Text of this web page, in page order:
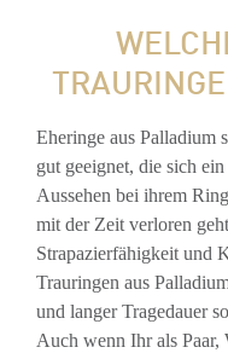
Eheringe aus Palladium
gut geeignet, die sich
Aussehen bei ihrem
mit der Zeit verloren
Strapazierfähigkeit und
Trauringen aus
und langer Tragedauer
Auch wenn Ihr als